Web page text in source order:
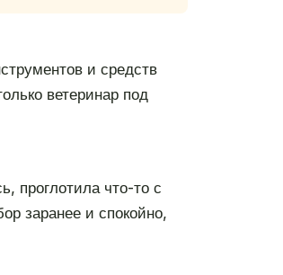
и средств
ветеринар под
проглотила что-то с
заранее и спокойно,